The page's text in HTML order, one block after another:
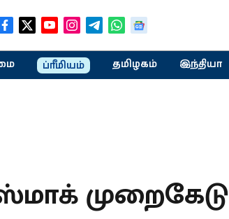
ப்ரீமியம் தமிழகம் இந்தியா
முறைகேடு